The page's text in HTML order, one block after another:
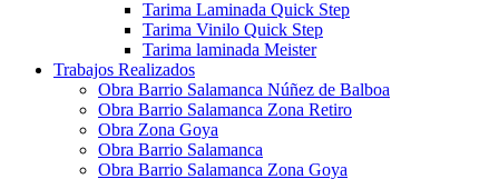
Tarima Laminada Quick Step
Tarima Vinilo Quick Step
Tarima laminada Meister
Trabajos Realizados
Obra Barrio Salamanca Núñez de Balboa
Obra Barrio Salamanca Zona Retiro
Obra Zona Goya
Obra Barrio Salamanca
Obra Barrio Salamanca Zona Goya